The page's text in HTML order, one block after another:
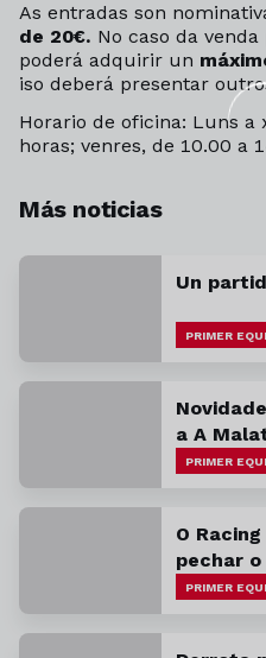
As entradas son
de 20€. No caso da
poderá adquirir un
iso deberá presentar
Horario de oficina: Luns a
horas; venres, de 10.00 a
Más noticias
Un
PRIMER
a A
PRIMER
O
pechar
Avilés
PRIMER